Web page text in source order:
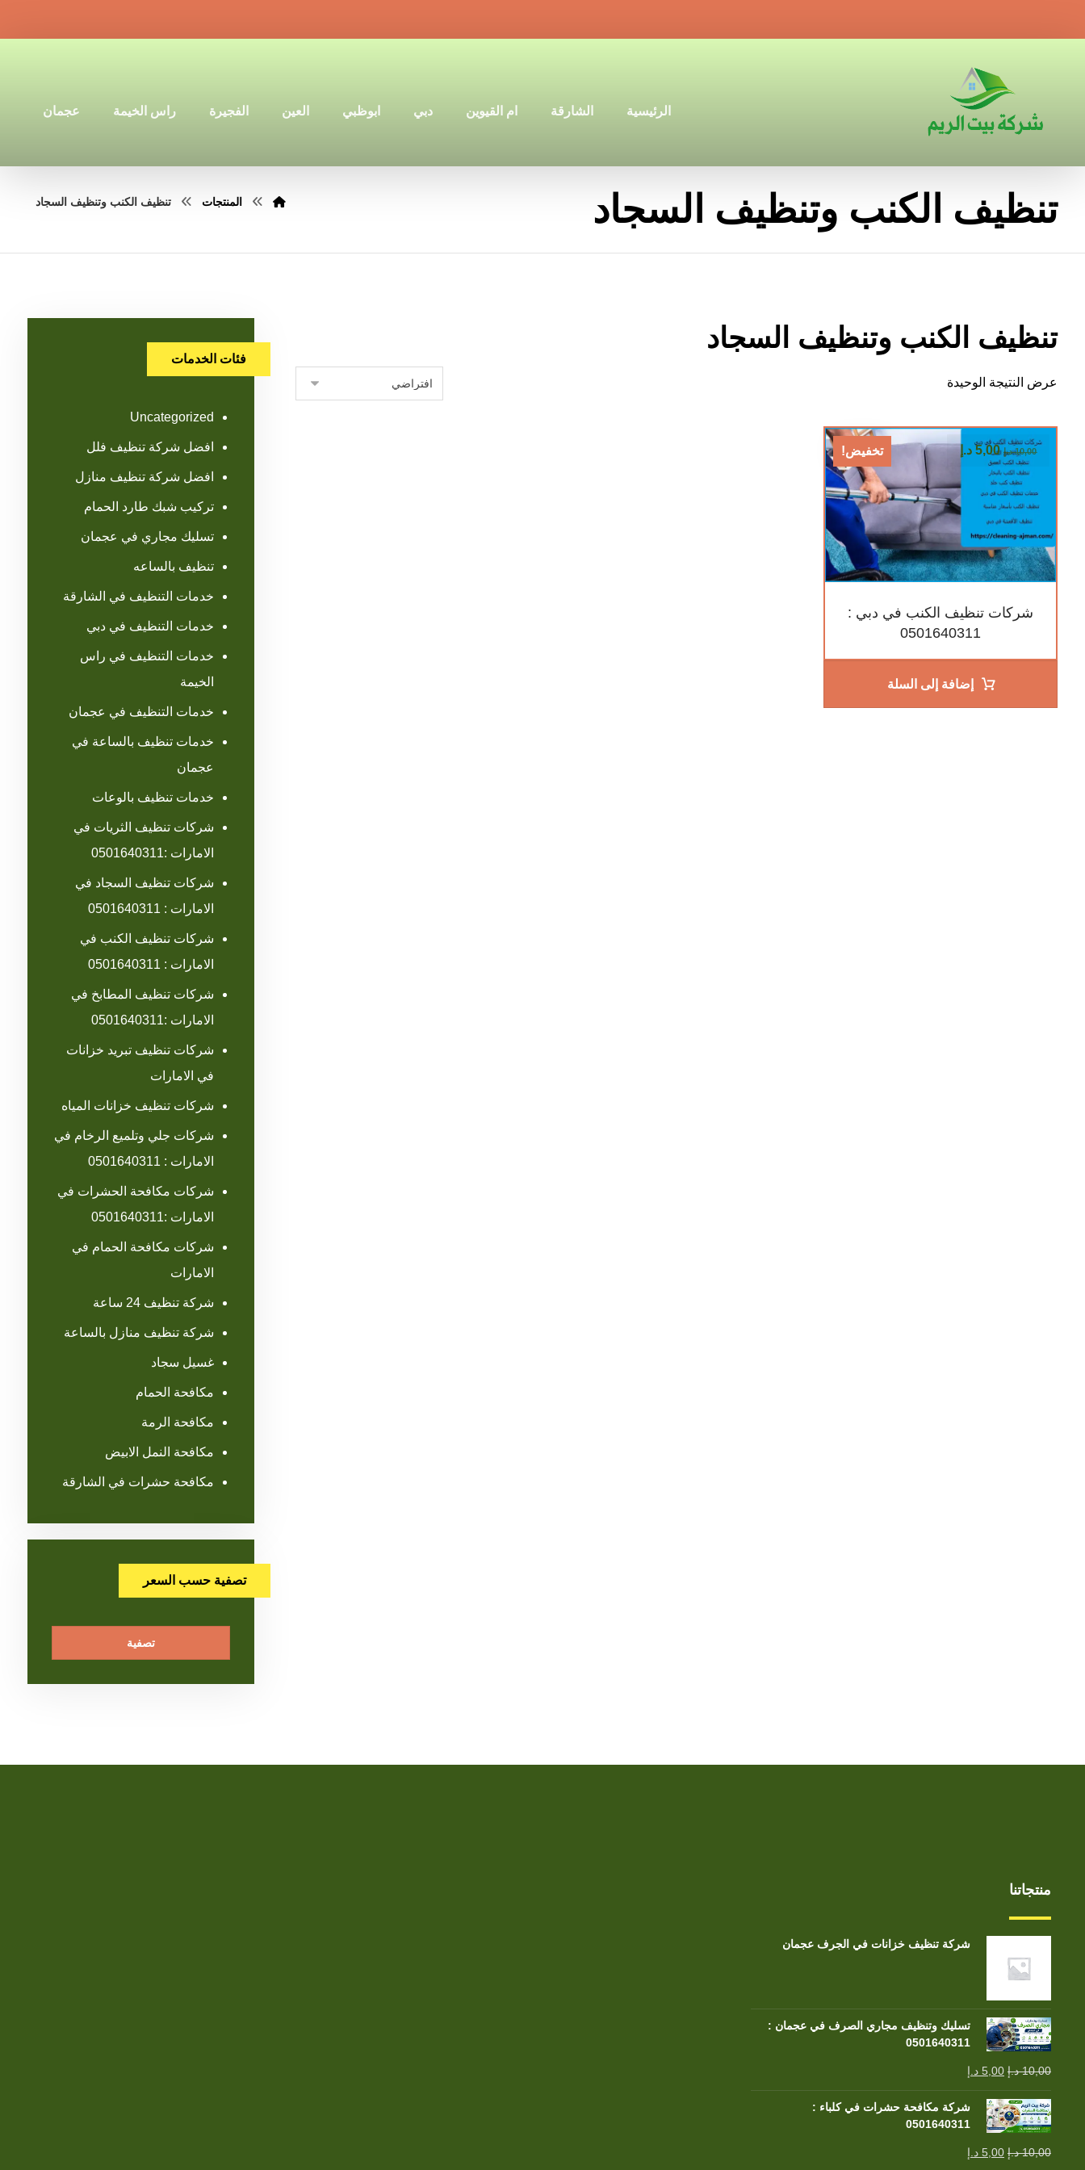
الرئيسية الشارقة ام القيوين دبي ابوظبي العين الفجيرة راس الخيمة عجمان
تنظيف الكنب وتنظيف السجاد المنتجات تنظيف الكنب وتنظيف السجاد
تنظيف الكنب وتنظيف السجاد
عرض النتيجة الوحيدة
تخفيض!
شركات تنظيف الكنب في دبي :
0501640311
10,00 د.إ 5,00 د.إ
إضافة إلى السلة
فئات الخدمات
Uncategorized
افضل شركة تنظيف فلل
افضل شركة تنظيف منازل
تركيب شبك طارد الحمام
تسليك مجاري في عجمان
تنظيف بالساعه
خدمات التنظيف في الشارقة
خدمات التنظيف في دبي
خدمات التنظيف في راس
الخيمة
خدمات التنظيف في عجمان
خدمات تنظيف بالساعة في
عجمان
خدمات تنظيف بالوعات
شركات تنظيف الثريات في
الامارات :0501640311
شركات تنظيف السجاد في
الامارات : 0501640311
شركات تنظيف الكنب في
الامارات : 0501640311
شركات تنظيف المطابخ في
الامارات :0501640311
شركات تنظيف تبريد خزانات
في الامارات
شركات تنظيف خزانات المياه
شركات جلي وتلميع الرخام في
الامارات : 0501640311
شركات مكافحة الحشرات في
الامارات :0501640311
شركات مكافحة الحمام في
الامارات
شركة تنظيف 24 ساعة
شركة تنظيف منازل بالساعة
غسيل سجاد
مكافحة الحمام
مكافحة الرمة
مكافحة النمل الابيض
مكافحة حشرات في الشارقة
تصفية حسب السعر
تصفية
منتجاتنا
شركة تنظيف خزانات في الجرف عجمان
تسليك وتنظيف مجاري الصرف في عجمان :
0501640311
10,00 د.إ 5,00 د.إ
شركة مكافحة حشرات في كلباء :
0501640311
10,00 د.إ 5,00 د.إ